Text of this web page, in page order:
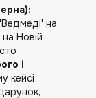
на
Новій
і
кейсі